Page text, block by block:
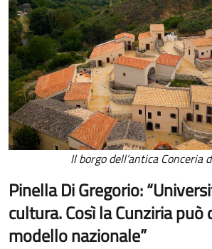
Il borgo dell’antica Conceria
Pinella Di Gregorio:
cultura. Così la Cunziria
modello nazionale”